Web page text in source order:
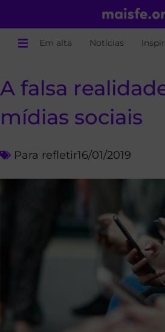
Em alta Notícias
A falsa
mídias sociais
Para refletir16/01/2019